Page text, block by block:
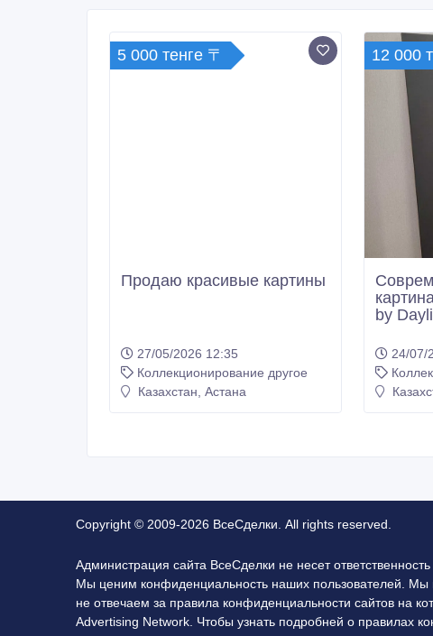
5 000 тенге 〒
Продаю красивые картины
27/05/2026 12:35
Коллекционирование другое
Казахстан, Астана
12 000
by
24/07/
Copyright © 2009-2026 ВсеСделки. All rights reserved.
Администрация сайта ВсеСделки не несет
Мы ценим конфиденциальность наших пользователей.
не отвечаем за правила конфиденциальности сайтов на
Advertising Network. Чтобы узнать подробней о правилах